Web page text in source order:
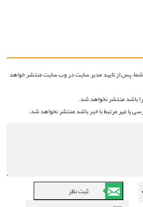
پس از تایید مدیر سایت در وب سایت منتشر خواهد
باشد منتشر نخواهد شد.
یا غیر مرتبط با خبر باشد منتشر نخواهد شد.